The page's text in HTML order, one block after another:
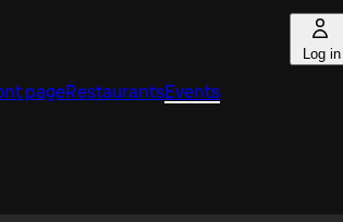
Log in
pageRestaurantsEvents